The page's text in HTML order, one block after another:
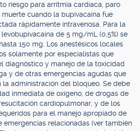
riesgo para arritmia cardíaca, paro
cuando la bupivacaína fue
rápidamente intravenosa. Para la
de 5 mg/mL (0,5%) se
150 mg. Los anestésicos locales
solamente por especialistas que
diagnóstico y manejo de la toxicidad
y de otras emergencias agudas que
la administración del bloqueo. Se debe
inmediata de oxígeno, de drogas de
cardiopulmonar, y de los
para el manejo apropiado de
emergencias relacionadas (ver también